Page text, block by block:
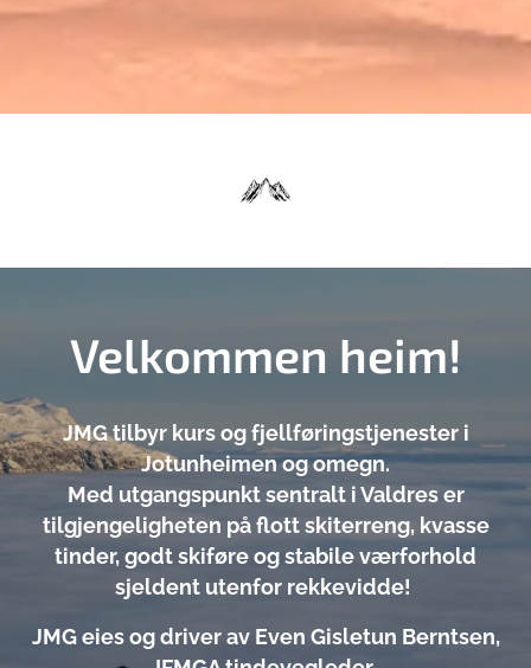
Velkommen heim!
JMG tilbyr kurs og fjellføringstjenester i
Jotunheimen og omegn.
Med utgangspunkt sentralt i Valdres er
tilgjengeligheten på flott skiterreng, kvasse
tinder, godt skiføre og stabile værforhold
sjeldent utenfor rekkevidde!
JMG eies og driver av Even Gisletun Berntsen,